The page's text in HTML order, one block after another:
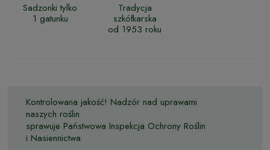
Sadzonki tylko
1 gatunku
Tradycja
szkółkarska
od 1953 roku
Kontrolowana jakość! Nadzór nad uprawami
naszych roślin
sprawuje Państwowa Inspekcja Ochrony Roślin
i Nasiennictwa